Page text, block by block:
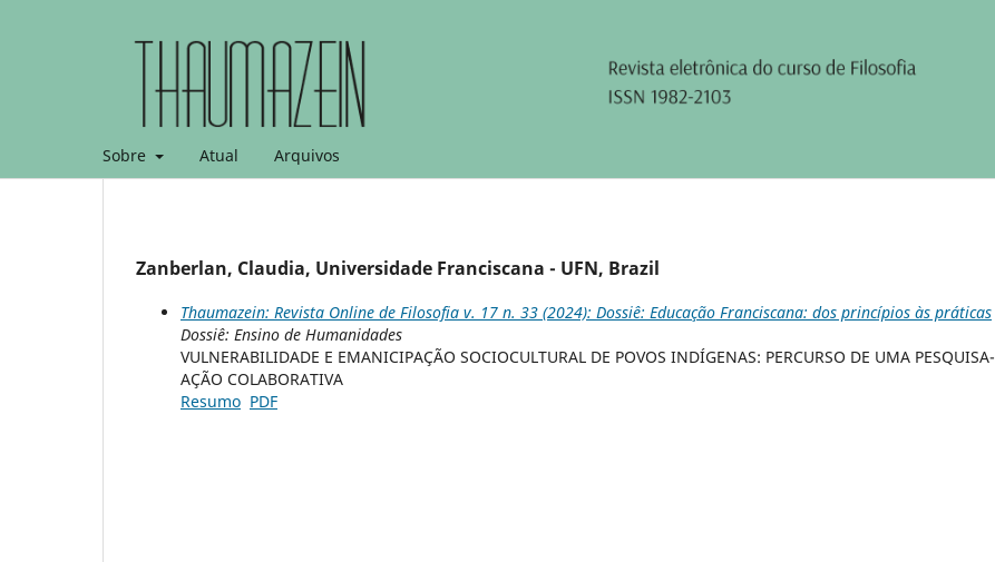
Sobre Atual Arquivos
Zanberlan, Claudia, Universidade Franciscana - UFN, Brazil
Thaumazein: Revista Online de Filosofia v. 17 n. 33 (2024): Dossiê: Educação Franciscana: dos princípios às práticas
Dossiê: Ensino de Humanidades
VULNERABILIDADE E EMANICIPAÇÃO SOCIOCULTURAL DE POVOS INDÍGENAS: PERCURSO DE UMA PESQUISA-
AÇÃO COLABORATIVA
Resumo PDF